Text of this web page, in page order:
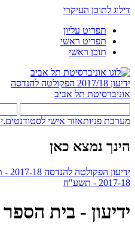
דילוג לתוכן העיקרי
תפריט עליון
תפריט ראשי
תוכן ראשי
ידיעון 2017/18
הפקולטה להנדסה
אוניברסיטת תל אביב
מערכת פניותאזור אישי
הינך נמצא כאן
ידיעון הפקולטה להנדסה 2017-18 - תשע"ח
2017-18 - תשע"ח
ידיעון - בית